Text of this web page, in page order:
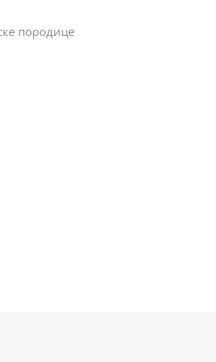
породице